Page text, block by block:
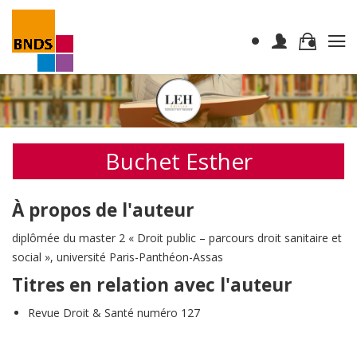
Buchet Esther
À propos de l'auteur
diplômée du master 2 « Droit public – parcours droit sanitaire et
social », université Paris-Panthéon-Assas
Titres en relation avec l'auteur
Revue Droit & Santé numéro 127